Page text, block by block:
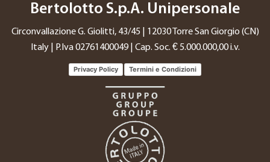
Bertolotto S.p.A. Unipersonale
Circonvallazione G. Giolitti, 43/45 | 12030 Torre San Giorgio (CN)
Italy | P.Iva 02761400049 | Cap. Soc. € 5.000.000,00 i.v.
Privacy Policy Termini e Condizioni